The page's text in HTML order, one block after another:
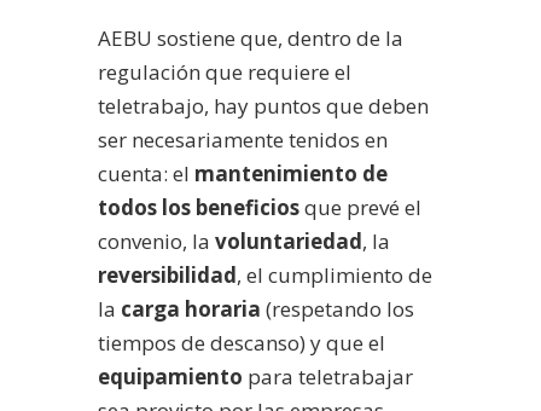
AEBU sostiene que, dentro de la
regulación que requiere el
teletrabajo, hay puntos que deben
ser necesariamente tenidos en
cuenta: el mantenimiento de
todos los beneficiosque prevé el
convenio, la voluntariedad, la
reversibilidad, el cumplimiento de
la carga horaria (respetando los
tiempos de descanso) y que el
equipamiento para teletrabajar